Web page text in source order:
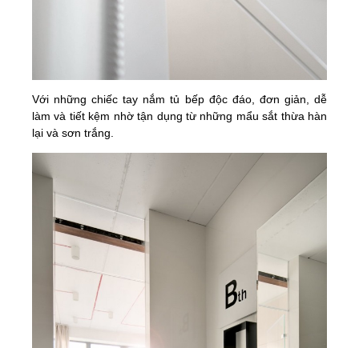
Với những chiếc tay nắm tủ bếp độc đáo, đơn giản, dễ
làm và tiết kệm nhờ tận dụng từ những mẩu sắt thừa hàn
lại và sơn trắng.